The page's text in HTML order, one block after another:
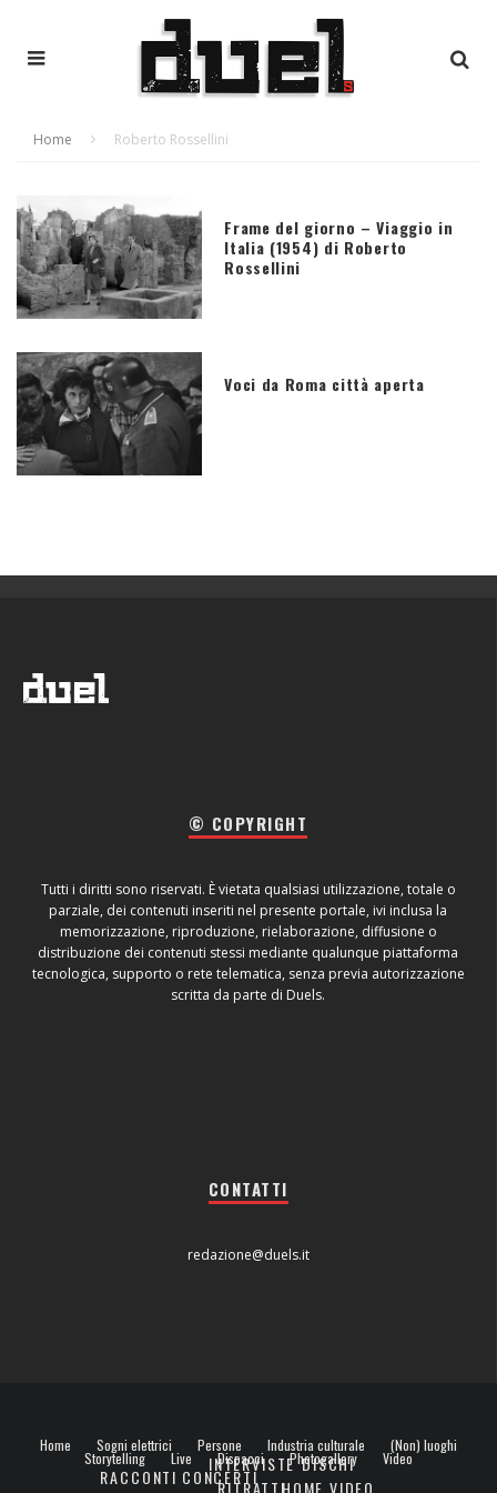
Home Roberto Rossellini
Frame del giorno – Viaggio in
Italia (1954) di Roberto
Rossellini
Voci da Roma città aperta
© COPYRIGHT
Tutti i diritti sono riservati. È vietata qualsiasi utilizzazione, totale o
parziale, dei contenuti inseriti nel presente portale, ivi inclusa la
memorizzazione, riproduzione, rielaborazione, diffusione o
distribuzione dei contenuti stessi mediante qualunque piattaforma
tecnologica, supporto o rete telematica, senza previa autorizzazione
scritta da parte di Duels.
CONTATTI
redazione@duels.it
Home Sogni elettrici Persone
INTERVISTE
Industria culturale
DISCHI
(Non) luoghi
Storytelling
RACCONTI
Live
CONCERTI
Dispacci Photogallery Video